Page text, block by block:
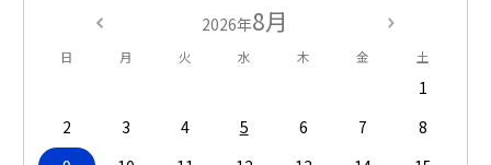
2026年8月
日 月 火 水 木 金 土
1
2
3 4 5 6 7
8